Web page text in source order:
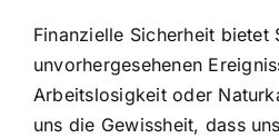
Finanzielle Sicherheit bietet
unvorhergesehenen
Arbeitslosigkeit oder
uns die Gewissheit, dass